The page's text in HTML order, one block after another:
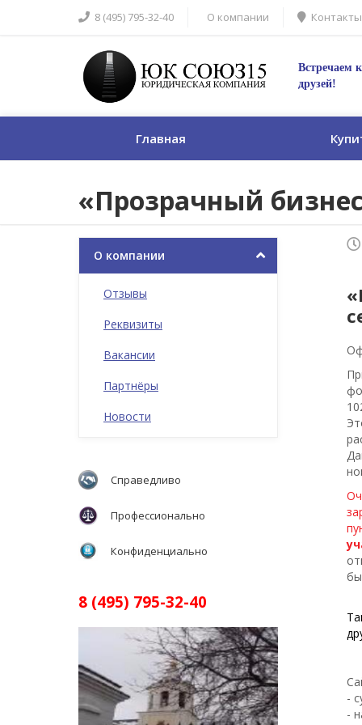
8 (495) 795-32-40 О компании Контакты
Встречаем
друзей!
Главная
«Прозрачный
-
-
О компании
Отзывы
Реквизиты
Вакансии
Партнёры
Новости
Справедливо
Профессионально
Конфиденциально
8 (495) 795-32-40